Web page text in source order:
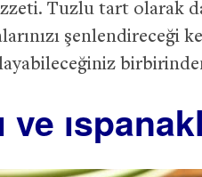
Tuzlu tart olarak
şenlendireceği
ve